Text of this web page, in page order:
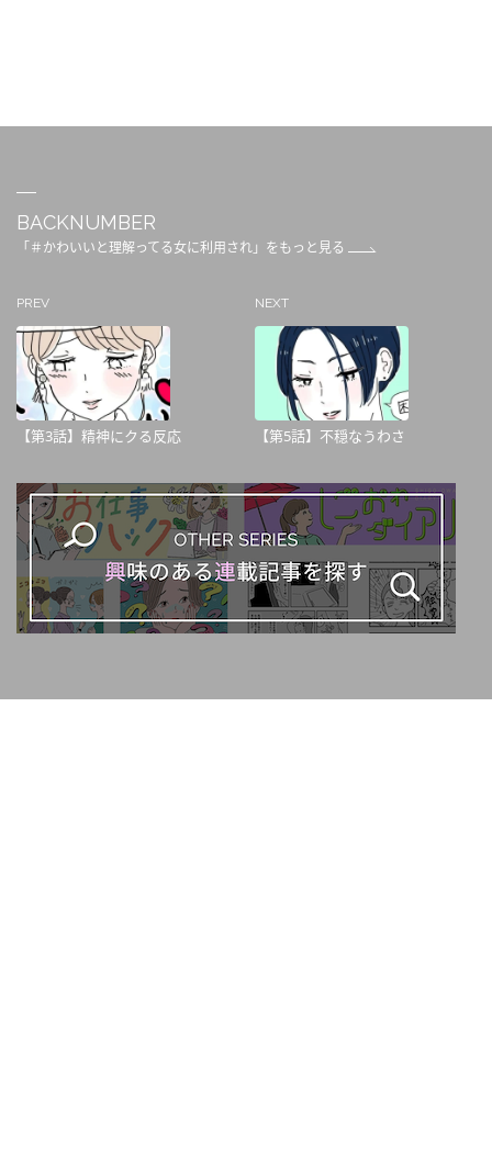
BACKNUMBER
「＃かわいいと理解ってる女に利用され」をもっと見る
PREV
【第3話】精神にクる反応
NEXT
【第5話】不穏なうわさ